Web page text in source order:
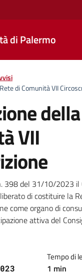
di Palermo
di Comunità VII
VII
notizia
398 del 31/10/2023 il
di costituire la
come organo di
attiva del
Tempo di
1 min